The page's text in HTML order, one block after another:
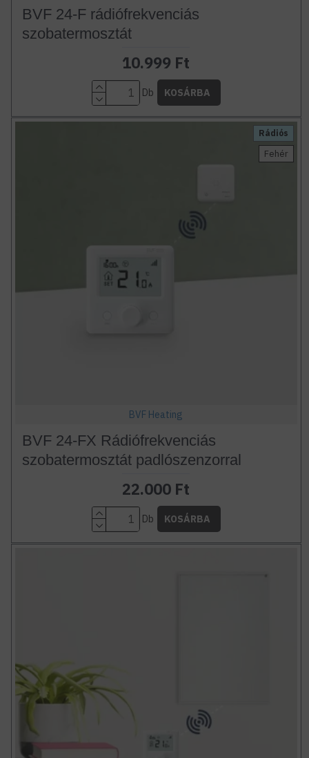
BVF 24-F rádiófrekvenciás
szobatermosztát
10.999 Ft
Db KOSÁRBA
Rádiós
Fehér
BVF Heating
BVF 24-FX Rádiófrekvenciás
szobatermosztát padlószenzorral
22.000 Ft
Db KOSÁRBA